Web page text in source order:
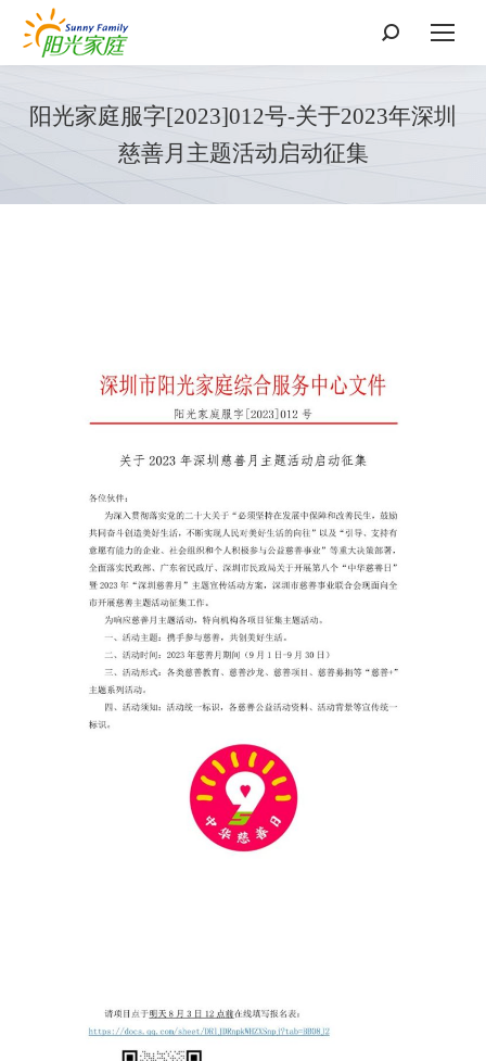
搜
索：
阳光家庭服字[2023]012号-关于2023年深圳
慈善月主题活动启动征集